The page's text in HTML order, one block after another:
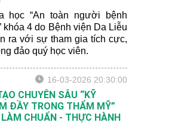
học “An toàn người bệnh
khóa 4 do Bệnh viện Da Liễu
ra với sự tham gia tích cực,
đảo quý học viên.
16-03-2026 20:30:00
CHUYÊN SÂU “KỸ
ĐẦY TRONG THẨM MỸ”
CHUẨN - THỰC HÀNH